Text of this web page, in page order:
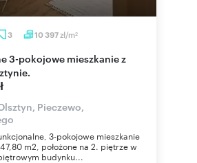
3 10 397zł/m2
Pieczewo,
3-pokojowe mieszkanie
m2, położone na 2. piętrze w
budynku...